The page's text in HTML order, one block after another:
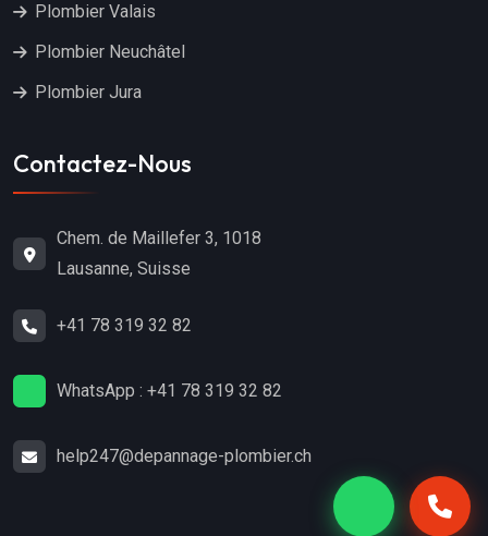
Plombier Valais
Plombier Neuchâtel
Plombier Jura
Contactez-Nous
Chem. de Maillefer 3, 1018
Lausanne, Suisse
+41 78 319 32 82
WhatsApp : +41 78 319 32 82
help247@depannage-plombier.ch